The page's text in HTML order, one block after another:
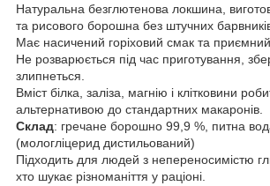
Натуральна безглютенова локшина,
та рисового борошна без штучних барвників
Має насичений горіховий смак та
Не розварюється під час приготування,
злипнеться.
Вміст білка, заліза, магнію і клітковини
альтернативою до стандартних макаронів.
Склад: гречане борошно 99,9 %, питна
(мологліцерид дистильований)
Підходить для людей з непереносимістю
хто шукає різноманіття у раціоні.